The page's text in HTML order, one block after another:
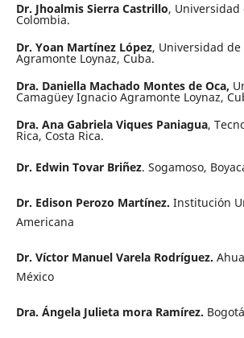
Dr. Jhoalmis Sierra Castrillo, Universidad
Colombia.
Dr. Yoan Martínez López, Universidad
Agramonte Loynaz, Cuba.
Dra. Daniella Machado Montes de Oca,
Camagüey Ignacio Agramonte Loynaz,
Dra. Ana Gabriela Viques Paniagua,
Rica, Costa Rica.
Dr. Edwin Tovar Briñez. Sogamoso,
Dr. Edison Perozo Martínez. Institución
Americana
Dr. Víctor Manuel Varela Rodríguez.
México
Dra. Ángela Julieta mora Ramírez.